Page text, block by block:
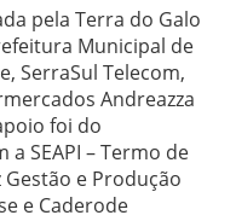
pela Terra do Galo
Municipal de
SerraSul Telecom,
Andreazza
foi do
a SEAPI – Termo de
e Produção
e Caderode